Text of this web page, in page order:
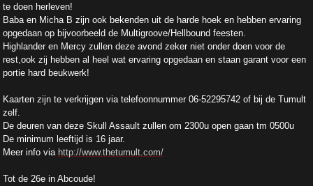
te doen herleven!
Baba en Micha B zijn ook bekenden uit de harde hoek en hebben ervaring
opgedaan op bijvoorbeeld de Multigroove/Hellbound feesten.
Highlander en Mercy zullen deze avond zeker niet onder doen voor de
rest,ook zij hebben al heel wat ervaring opgedaan en staan garant voor een
portie hard beukwerk!
Kaarten zijn te verkrijgen via telefoonnummer 06-52295742 of bij de Tumult
zelf.
De deuren van deze Skull Assault zullen om 2300u open gaan tm 0500u
De minimum leeftijd is 16 jaar.
Meer info via http://www.thetumult.com/
Tot de 26e in Abcoude!